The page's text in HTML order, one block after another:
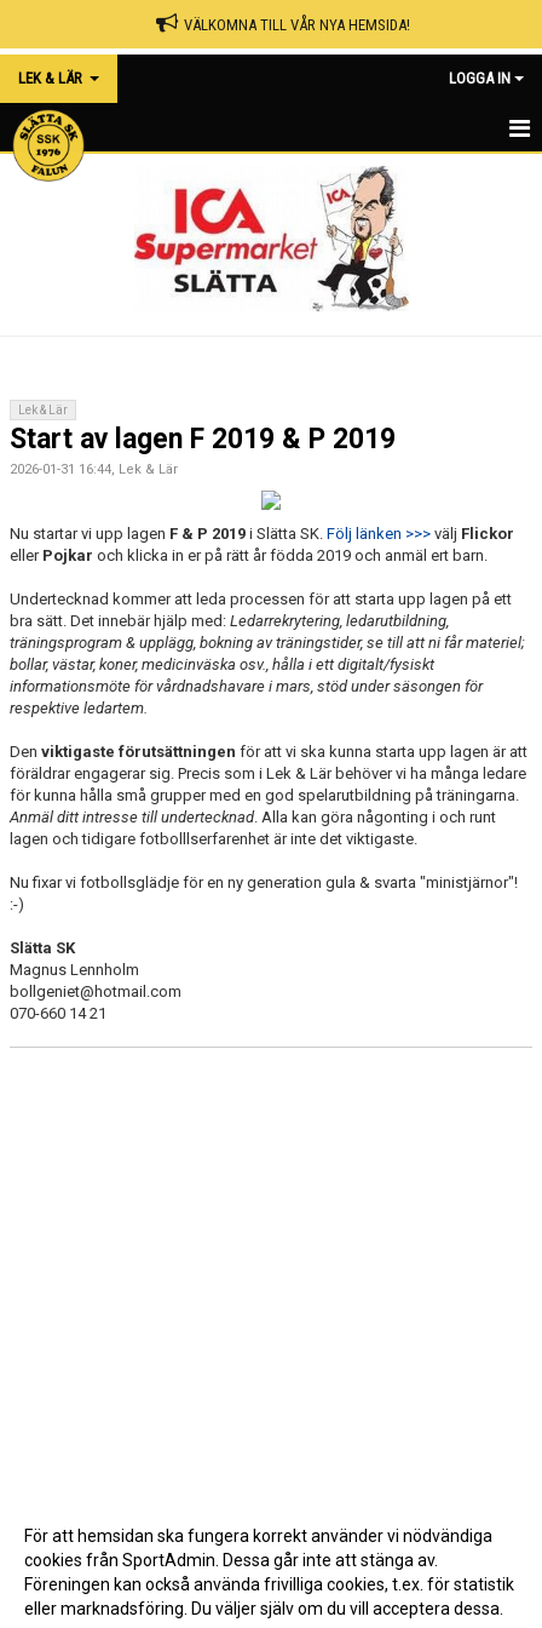
VÄLKOMNA TILL VÅR NYA HEMSIDA!
LEK & LÄR LOGGA IN
HEM
BILDGALLERI
KONTAKT
Lek & Lär
Start av lagen F 2019 & P 2019
2026-01-31 16:44, Lek & Lär
Nu startar vi upp lagen F & P 2019 i Slätta SK. Följ länken >>> välj Flickor
eller Pojkar och klicka in er på rätt år födda 2019 och anmäl ert barn.
Undertecknad kommer att leda processen för att starta upp lagen på ett
bra sätt. Det innebär hjälp med: Ledarrekrytering, ledarutbildning,
träningsprogram & upplägg, bokning av träningstider, se till att ni får materiel;
bollar, västar, koner, medicinväska osv., hålla i ett digitalt/fysiskt
informationsmöte för vårdnadshavare i mars, stöd under säsongen för
respektive ledartem.
Den viktigaste förutsättningen för att vi ska kunna starta upp lagen är att
föräldrar engagerar sig. Precis som i Lek & Lär behöver vi ha många ledare
för kunna hålla små grupper med en god spelarutbildning på träningarna.
Anmäl ditt intresse till undertecknad. Alla kan göra någonting i och runt
lagen och tidigare fotbolllserfarenhet är inte det viktigaste.
Nu fixar vi fotbollsglädje för en ny generation gula & svarta "ministjärnor"!
:-)
Slätta SK
Magnus Lennholm
bollgeniet@hotmail.com
070-660 14 21
För att hemsidan ska fungera korrekt använder vi nödvändiga
cookies från SportAdmin. Dessa går inte att stänga av.
Föreningen kan också använda frivilliga cookies, t.ex. för statistik
eller marknadsföring. Du väljer själv om du vill acceptera dessa.